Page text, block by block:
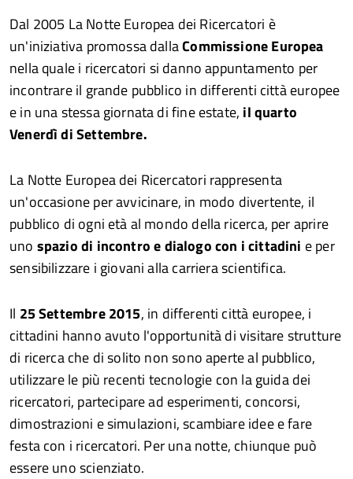
Dal 2005 La Notte Europea dei Ricercatori è
un'iniziativa promossa dallaCommissione Europea
nella quale i ricercatori si danno appuntamento per
incontrare il grande pubblico in differenti città europee
e in una stessa giornata di fine estate, il quarto
Venerdì di Settembre.
La Notte Europea dei Ricercatori rappresenta
un'occasione per avvicinare, in modo divertente, il
pubblico di ogni età al mondo della ricerca, per aprire
uno spazio di incontro e dialogo con i cittadini e per
sensibilizzare i giovani alla carriera scientifica.
Il 25 Settembre 2015, in differenti città europee, i
cittadini hanno avuto l'opportunità di visitare strutture
di ricerca che di solito non sono aperte al pubblico,
utilizzare le più recenti tecnologie con la guida dei
ricercatori, partecipare ad esperimenti, concorsi,
dimostrazioni e simulazioni, scambiare idee e fare
festa con i ricercatori. Per una notte, chiunque può
essere uno scienziato.